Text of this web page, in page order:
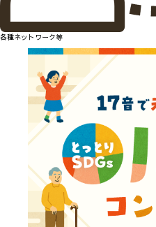
各種ネットワーク等